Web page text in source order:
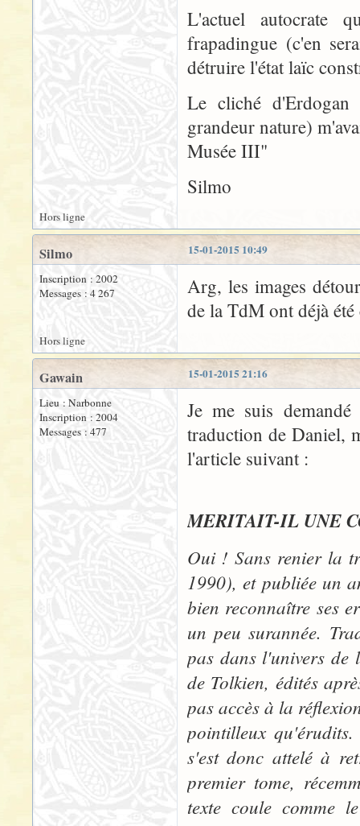
L'actuel autocrate
frapadingue (c'en
détruire l'état laïc
Le cliché d'Erdogan
grandeur nature)
Musée III"
Silmo
Hors ligne
15-01-2015 10:49
Silmo
Inscription : 2002
Messages : 4 267
Arg, les images
de la TdM ont déjà
Hors ligne
15-01-2015 21:16
Gawain
Lieu : Narbonne
Inscription : 2004
Messages : 477
Je me suis
traduction de Daniel,
l'article suivant :
MERITAIT-IL UNE
Oui ! Sans renier la
1990), et publiée un
bien reconnaître ses
un peu surannée.
pas dans l'univers
de Tolkien, édités
pas accès à la
pointilleux
s'est donc attelé à
premier tome,
texte coule comme